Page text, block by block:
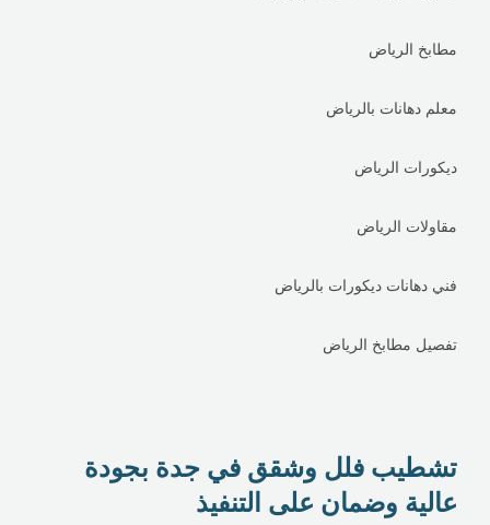
مطابخ الرياض
معلم دهانات بالرياض
ديكورات الرياض
مقاولات الرياض
فني دهانات ديكورات بالرياض
تفصيل مطابخ الرياض
تشطيب فلل وشقق في جدة بجودة
عالية وضمان على التنفيذ